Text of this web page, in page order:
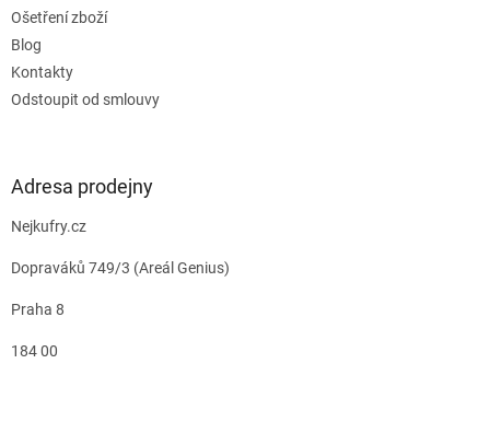
Ošetření zboží
Blog
Kontakty
Odstoupit od smlouvy
Adresa prodejny
Nejkufry.cz
Dopraváků 749/3 (Areál Genius)
Praha 8
184 00